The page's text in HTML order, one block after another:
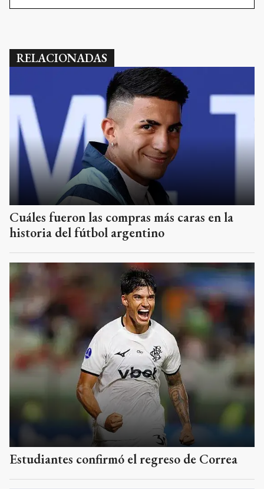
RELACIONADAS
Cuáles fueron las compras más caras en la
historia del fútbol argentino
Estudiantes confirmó el regreso de Correa